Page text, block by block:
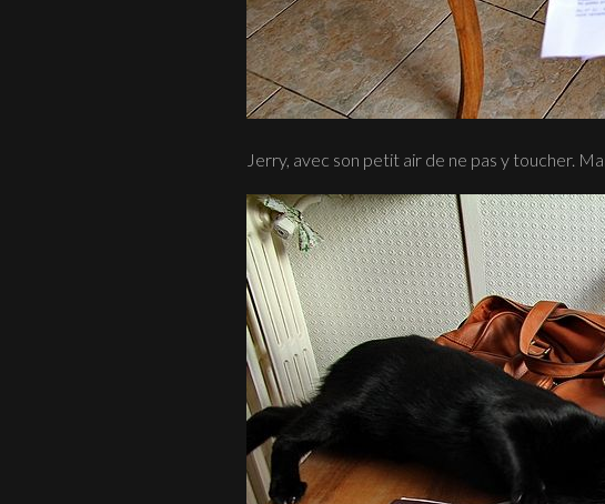
Jerry, avec son petit air de ne pas y toucher.